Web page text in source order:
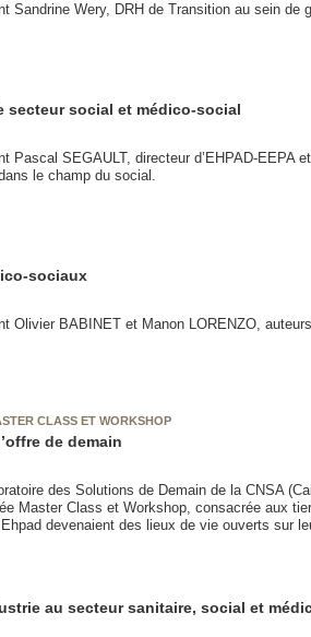
Sandrine Wery, DRH de Transition au sein de
secteur social et médico-social
SEGAULT, directeur d’EHPAD-EEPA
le champ du social.
sociaux
Olivier BABINET et Manon LORENZO,
CLASS ET WORKSHOP
de demain
des Solutions de Demain de la CNSA
Master Class et Workshop, consacrée aux
devenaient des lieux de vie ouverts sur
au secteur sanitaire, social et